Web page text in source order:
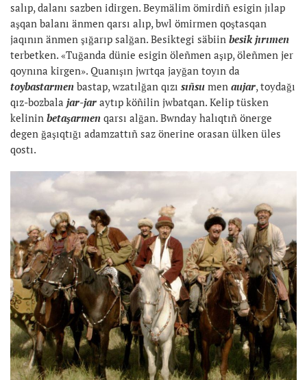
salıp, dalanı sazben idirgen. Beymälim ömirdiñ esigin jılap
aşqan balanı änmen qarsı alıp, bwl ömirmen qoştasqan
jaqının änmen şığarıp salğan. Besiktegi säbiin besik jırımen
terbetken. «Tuğanda dünie esigin öleñmen aşıp, öleñmen jer
qoynına kirgen». Quanışın jwrtqa jayğan toyın da
toybastarmen bastap, wzatılğan qızı sıñsu men aujar, toydağı
qız-bozbala jar-jar aytıp köñilin jwbatqan. Kelip tüsken
kelinin betaşarmen qarsı alğan. Bwnday halıqtıñ önerge
degen ğaşıqtığı adamzattıñ saz önerine orasan ülken üles
qostı.